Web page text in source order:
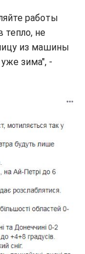
работы
тепло, не
из машины
зима", -